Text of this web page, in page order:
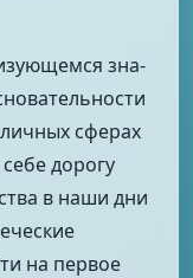
зна­
сферах
дорогу
в наши дни
на первое